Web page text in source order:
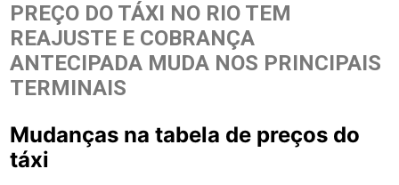
PREÇO DO TÁXI NO RIO TEM
REAJUSTE E COBRANÇA
ANTECIPADA MUDA NOS PRINCIPAIS
TERMINAIS
Mudanças na tabela de preços do
táxi